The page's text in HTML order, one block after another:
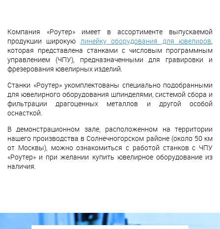
Компания «Роутер» имеет в ассортименте выпускаемой
продукции широкую линейку оборудования для ювелиров,
которая представлена станками с числовым программным
управлением (ЧПУ), предназначенными для гравировки и
фрезерования ювелирных изделий.
Станки «Роутер» укомплектованы специально подобранными
для ювелирного оборудования шпинделями, системой сбора и
фильтрации драгоценных металлов и другой особой
оснасткой.
В демонстрационном зале, расположенном на территории
нашего производства в Солнечногорском районе (около 50 км
от Москвы), можно ознакомиться с работой станков с ЧПУ
«Роутер» и при желании купить ювелирное оборудование из
наличия.